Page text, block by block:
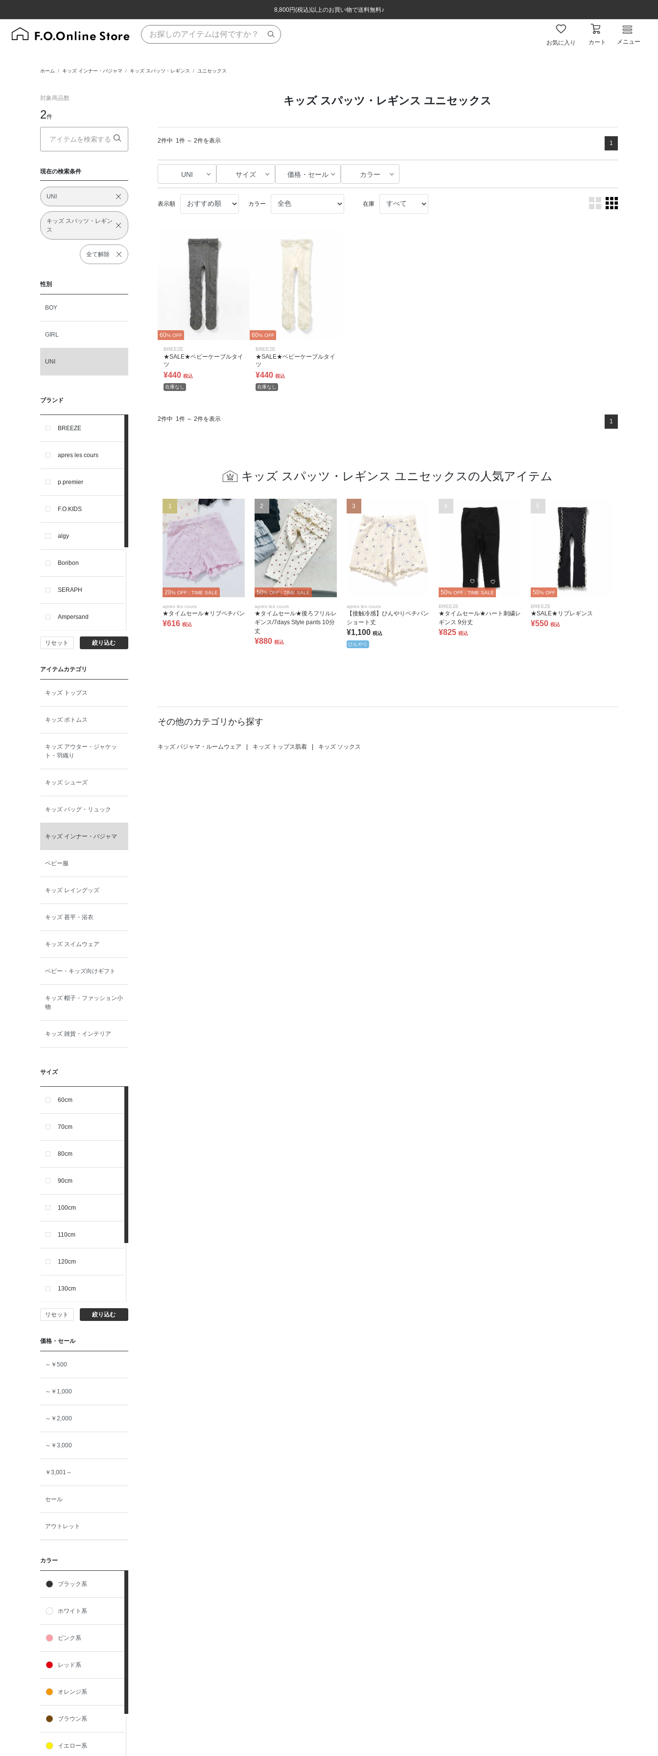
8,800円(税込)以上のお買い物で送料無料♪
ほぼ全品半額！！8/12(水)お昼12:59まで！！
8,800円(税込)以上のお買い物で送料無料♪
ほぼ全品半額！！8/12(水)お昼12:59まで！！
お気に入り カート メニュー
ホーム キッズ インナー・パジャマ キッズ スパッツ・レギンス ユニセックス
対象商品数
2件
現在の検索条件
UNI
キッズ スパッツ・レギン
ス
全て解除
性別
BOY
GIRL
UNI
ブランド
BREEZE
apres les cours
p.premier
F.O.KIDS
algy
Boribon
SERAPH
Ampersand
BIT'Z
toitoitoi
BOBOCHOSES
allolun.
ICE RING
リセット 絞り込む
アイテムカテゴリ
キッズ トップス
キッズ ボトムス
キッズ アウター・ジャケッ
ト・羽織り
キッズ シューズ
キッズ バッグ・リュック
キッズ インナー・パジャマ
ベビー服
キッズ レイングッズ
キッズ 甚平・浴衣
キッズ スイムウェア
ベビー・キッズ向けギフト
キッズ 帽子・ファッション小
物
キッズ 雑貨・インテリア
サイズ
60cm
70cm
80cm
90cm
100cm
110cm
120cm
130cm
140cm
150cm
リセット 絞り込む
価格・セール
～￥500
～￥1,000
～￥2,000
～￥3,000
￥3,001～
セール
アウトレット
カラー
ブラック系
ホワイト系
ピンク系
レッド系
オレンジ系
ブラウン系
イエロー系
キッズ スパッツ・レギンス ユニセックス
2件中 1件 ～ 2件を表示 1
UNI サイズ 価格・セール カラー
表示順 カラー 在庫
60% OFF
BREEZE
★SALE★ベビーケーブルタイ
ツ
¥440 税込
在庫なし
60% OFF
BREEZE
★SALE★ベビーケーブルタイ
ツ
¥440 税込
在庫なし
2件中 1件 ～ 2件を表示 1
キッズ スパッツ・レギンス ユニセックスの人気アイテム
1
20% OFF | TIME SALE
apres les cours
★タイムセール★リブペチパン
¥616 税込
2
50% OFF | TIME SALE
apres les cours
★タイムセール★後ろフリルレ
ギンス/7days Style pants 10分
丈
¥880 税込
3
apres les cours
【接触冷感】ひんやりペチパン
ショート丈
¥1,100 税込
ひんやり
4
50% OFF | TIME SALE
BREEZE
★タイムセール★ハート刺繍レ
ギンス 9分丈
¥825 税込
5
50% OFF
BREEZE
★SALE★リブレギンス
¥550 税込
その他のカテゴリから探す
キッズ パジャマ・ルームウェア キッズ トップス肌着 キッズ ソックス